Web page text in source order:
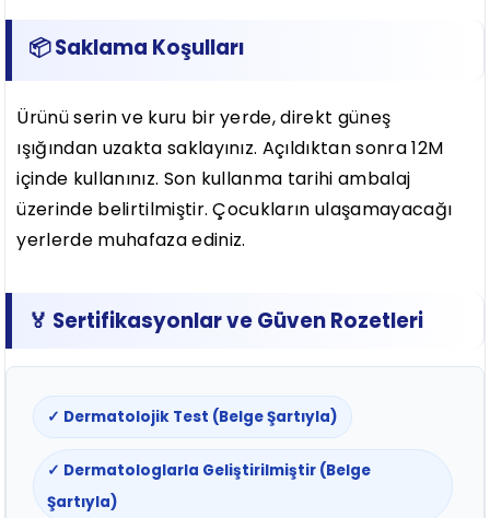
📦 Saklama Koşulları
Ürünü serin ve kuru bir yerde, direkt güneş
ışığından uzakta saklayınız. Açıldıktan sonra 12M
içinde kullanınız. Son kullanma tarihi ambalaj
üzerinde belirtilmiştir. Çocukların ulaşamayacağı
yerlerde muhafaza ediniz.
🏅 Sertifikasyonlar ve Güven Rozetleri
✓ Dermatolojik Test (Belge Şartıyla)
✓ Dermatologlarla Geliştirilmiştir (Belge
Şartıyla)